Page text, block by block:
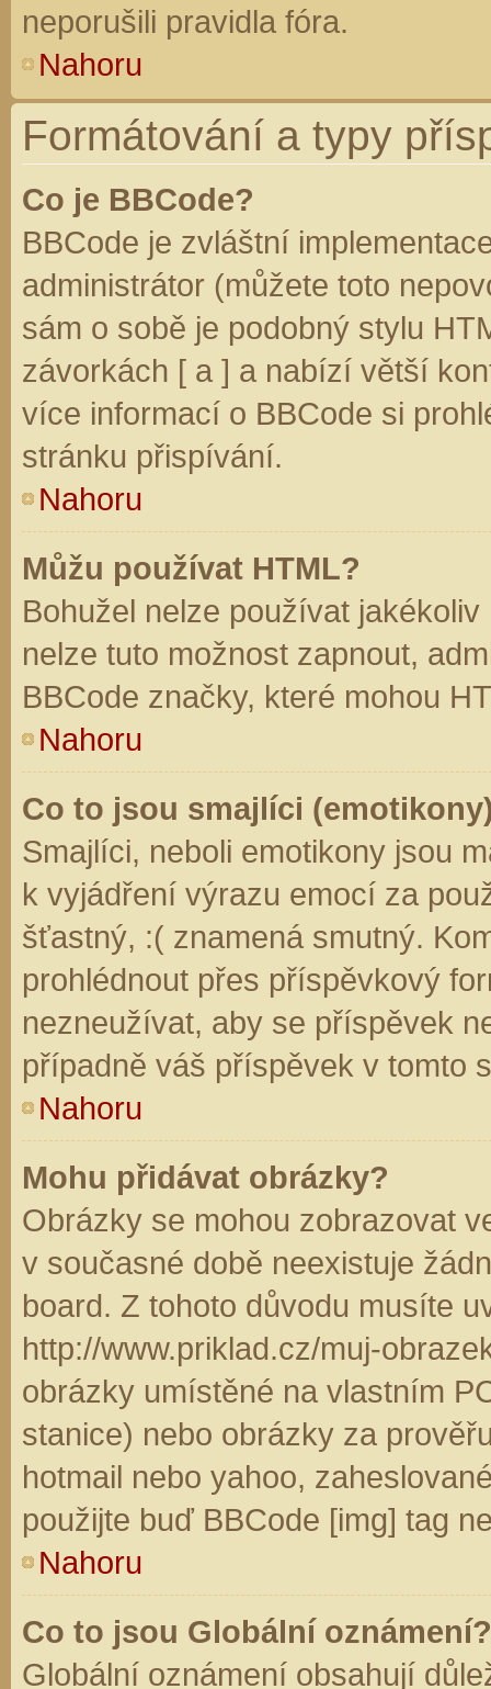
neporušili pravidla fóra.
Nahoru
Formátování a typy
Co je BBCode?
BBCode je zvláštní
administrátor (můžete toto
sám o sobě je podobný stylu
závorkách [ a ] a nabízí větší
více informací o BBCode si
stránku přispívání.
Nahoru
Můžu používat HTML?
Bohužel nelze používat
nelze tuto možnost zapnout,
BBCode značky, které mohou
Nahoru
Co to jsou smajlíci
Smajlíci, neboli emotikony jsou
k vyjádření výrazu emocí za
šťastný, :( znamená smutný.
prohlédnout přes příspěvkový
nezneužívat, aby se příspěvek
případně váš příspěvek v tomto
Nahoru
Mohu přidávat obrázky?
Obrázky se mohou zobrazovat
v současné době neexistuje
board. Z tohoto důvodu musíte
http://www.priklad.cz/muj-
obrázky umístěné na vlastním
stanice) nebo obrázky za
hotmail nebo yahoo,
použijte buď BBCode [img] tag
Nahoru
Co to jsou Globální oznámení?
Globální oznámení obsahují